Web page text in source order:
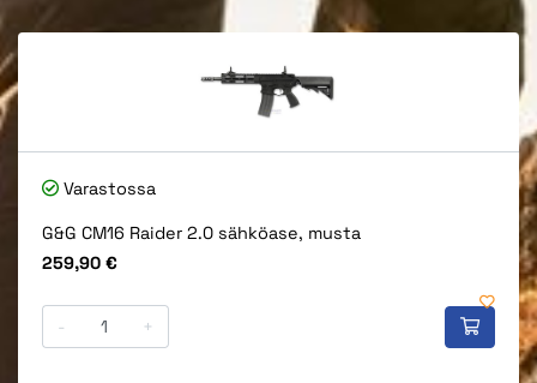
Varastossa
G&G CM16 Raider 2.0 sähköase, musta
Hinta
259,90 €
- +